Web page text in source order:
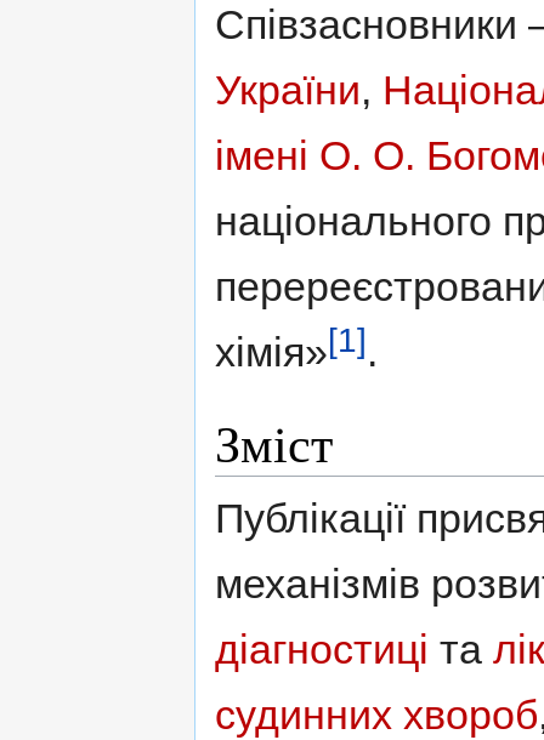
України,
імені О. О.
національного
хімія»[1].
Зміст
Публікації
механізмів
діагностиці та
судинних хвороб